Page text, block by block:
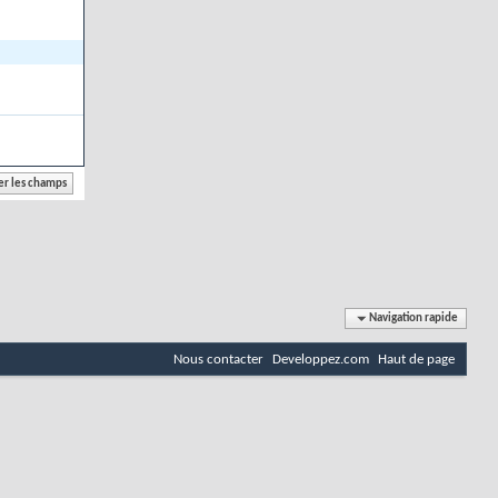
Navigation rapide
Nous contacter Developpez.com Haut de page